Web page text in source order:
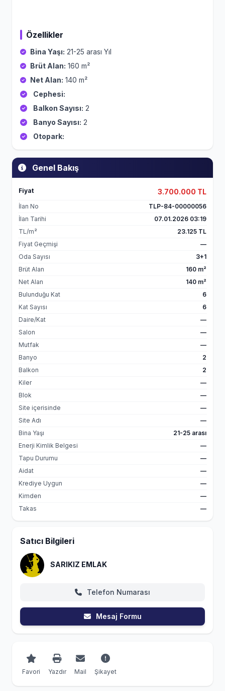
Genel Bakış
Fiyat 3.700.000 TL
İlan No
TLP-84-00000056
İlan Tarihi
07.01.2026 03:19
TL/m²
23.125 TL
Fiyat Geçmişi
—
Oda Sayısı
3+1
Brüt Alan
160 m²
Net Alan
140 m²
Bulunduğu Kat
6
Kat Sayısı
6
Daire/Kat
—
Salon
—
Mutfak
—
Banyo
2
Balkon
2
Kiler
—
Blok
—
Site içerisinde
—
Site Adı
—
Bina Yaşı
21-25 arası
Enerji Kimlik Belgesi
—
Tapu Durumu
—
Aidat
—
Krediye Uygun
—
Kimden
—
Takas
—
Satıcı Bilgileri
SARIKIZ EMLAK
Telefon Numarası
Mesaj Formu
Favori Yazdır Mail Şikayet
Özellikler
Bina Yaşı: 21-25 arası Yıl
Brüt Alan: 160 m²
Net Alan: 140 m²
Cephesi:
Balkon Sayısı: 2
Banyo Sayısı: 2
Otopark: